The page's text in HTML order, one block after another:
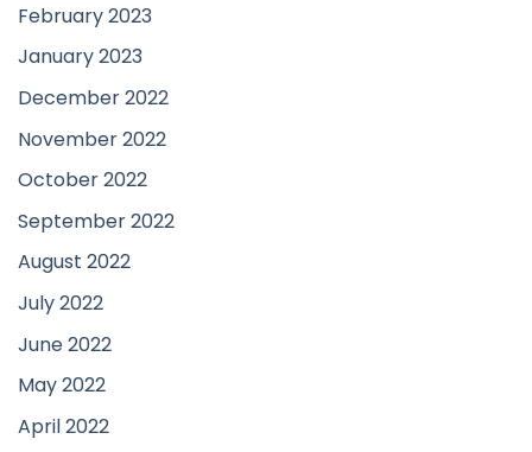
February 2023
January 2023
December 2022
November 2022
October 2022
September 2022
August 2022
July 2022
June 2022
May 2022
April 2022